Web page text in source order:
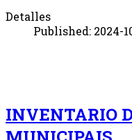
Detalles
Published: 2024-
INVENTARIO